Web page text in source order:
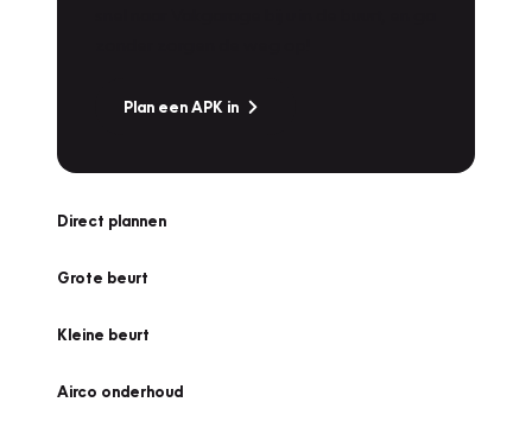
Plan een APK in
Direct plannen
Grote beurt
Kleine beurt
Airco onderhoud